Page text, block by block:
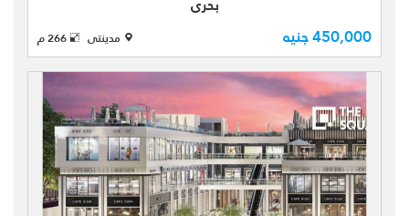
450,000 جنيه مدينتى 266 م